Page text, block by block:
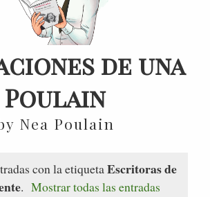
de una
Poulain
Nea Poulain
con la etiquetaEscritoras de
. Mostrar todas las entradas